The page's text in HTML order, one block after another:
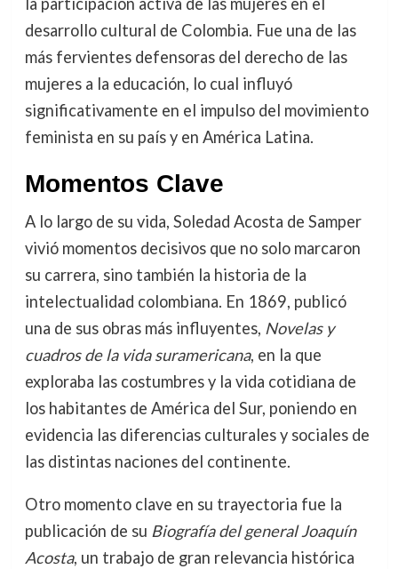
desarrollo cultural de Colombia. Fue una de las
más fervientes defensoras del derecho de las
mujeres a la educación, lo cual influyó
significativamente en el impulso del movimiento
feminista en su país y en América Latina.
Momentos Clave
A lo largo de su vida, Soledad Acosta de Samper
vivió momentos decisivos que no solo marcaron
su carrera, sino también la historia de la
intelectualidad colombiana. En 1869, publicó
una de sus obras más influyentes, Novelas y
cuadros de la vida suramericana, en la que
exploraba las costumbres y la vida cotidiana de
los habitantes de América del Sur, poniendo en
evidencia las diferencias culturales y sociales de
las distintas naciones del continente.
Otro momento clave en su trayectoria fue la
publicación de su Biografía del general Joaquín
Acosta, un trabajo de gran relevancia histórica